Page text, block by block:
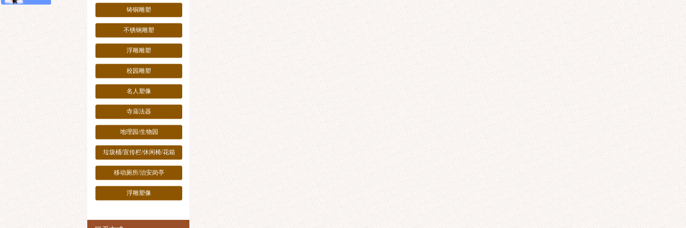
铸铜雕塑
不锈钢雕塑
浮雕雕塑
校园雕塑
名人塑像
寺庙法器
地理园/生物园
垃圾桶/宣传栏/休闲椅/花箱
移动厕所/治安岗亭
浮雕塑像